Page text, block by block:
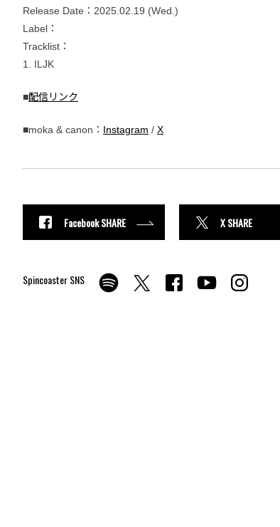
Release Date：2025.02.19 (Wed.)
Label：
Tracklist：
1. ILJK
■配信リンク
■moka & canon： Instagram / X
Facebook SHARE X SHARE
Spincoaster SNS